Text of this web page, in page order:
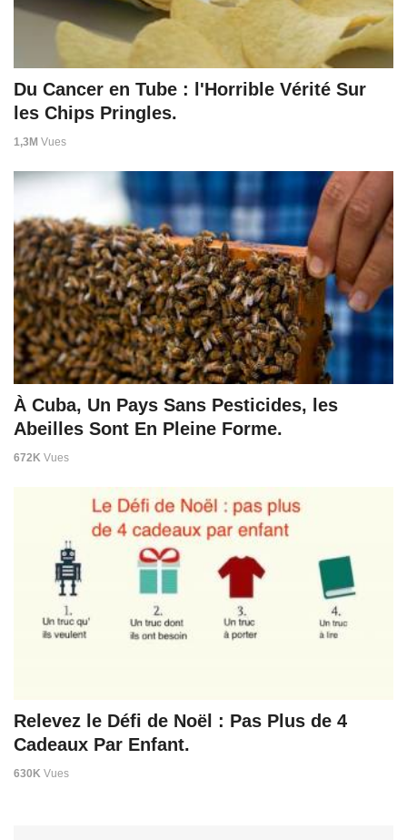
Du Cancer en Tube : l'Horrible Vérité Sur
les Chips Pringles.
1,3M Vues
À Cuba, Un Pays Sans Pesticides, les
Abeilles Sont En Pleine Forme.
672K Vues
Relevez le Défi de Noël : Pas Plus de 4
Cadeaux Par Enfant.
630K Vues